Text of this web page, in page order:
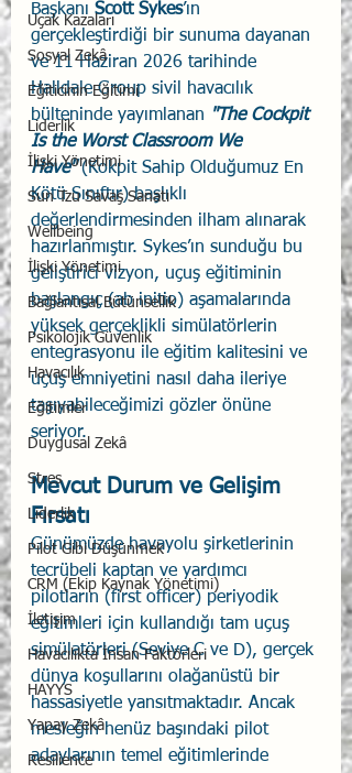
Uçak Kazaları
Sosyal Zekâ
Eğiticinin Eğitimi
Liderlik
İlişki Yönetimi
Sun Tzu Savaş Sanatı
Wellbeing
İlişki Yönetimi
Bağlantısal Bütünsellik
Psikolojik Güvenlik
Havacılık
Eğitimler
Duygusal Zekâ
Stres
Liderlik
Pilot Gibi Düşünmek
CRM (Ekip Kaynak Yönetimi)
İletişim
Havacılıkta İnsan Faktörleri
HAYYS
Yapay Zekâ
Resilience
Başkanı Scott Sykes’ın
gerçekleştirdiği bir sunuma dayanan
ve 11 Haziran 2026 tarihinde
Halldale Group sivil havacılık
bülteninde yayımlanan "The Cockpit
Is the Worst Classroom We
Have" (Kokpit Sahip Olduğumuz En
Kötü Sınıftır) başlıklı
değerlendirmesinden ilham alınarak
hazırlanmıştır. Sykes’ın sunduğu bu
geliştirici vizyon, uçuş eğitiminin
başlangıç (ab initio) aşamalarında
yüksek gerçeklikli simülatörlerin
entegrasyonu ile eğitim kalitesini ve
uçuş emniyetini nasıl daha ileriye
taşıyabileceğimizi gözler önüne
seriyor.
Mevcut Durum ve Gelişim
Fırsatı
Günümüzde havayolu şirketlerinin
tecrübeli kaptan ve yardımcı
pilotların (first officer) periyodik
eğitimleri için kullandığı tam uçuş
simülatörleri (Seviye C ve D), gerçek
dünya koşullarını olağanüstü bir
hassasiyetle yansıtmaktadır. Ancak
mesleğin henüz başındaki pilot
adaylarının temel eğitimlerinde